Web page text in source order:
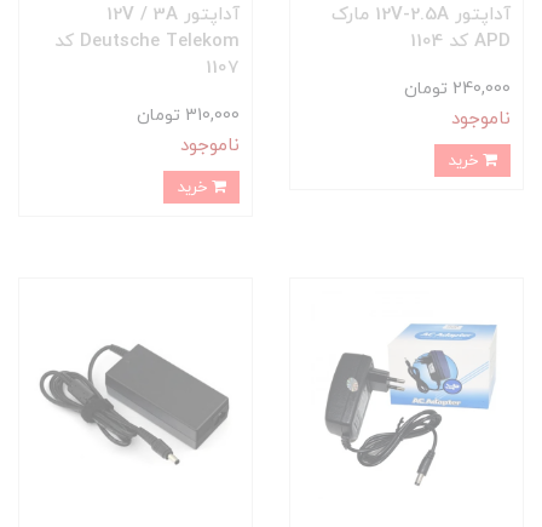
آداپتور 12V-2.5A مارک
APD کد 1104
240,000 تومان
ناموجود
آداپتور 12V / 3A
Deutsche Telekom کد
1107
310,000 تومان
ناموجود